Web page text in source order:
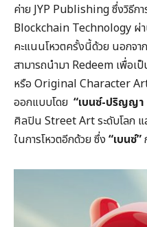
ค่าย JYP Publishing ซึ่งวิธีก
Blockchain Technology ผ่
คะแนนโหวตครั้งนี้ด้วย นอกจ
สามารถนำมา Redeem เพื่อ
หรือ Original Character
ออกแบบโดย “เบนซ์-ปริญญา
ศิลปิน Street Art ระดับโลก แ
ในการโหวตอีกด้วย ซึ่ง “เบนซ์”